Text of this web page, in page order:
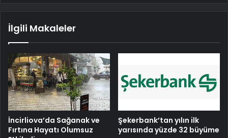
İlgili Makaleler
İncirliova’da Sağanak ve
Fırtına Hayatı Olumsuz
Şekerbank’tan yılın ilk
yarısında yüzde 32 büyüme